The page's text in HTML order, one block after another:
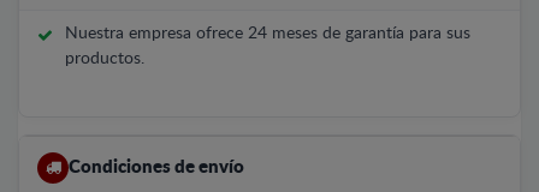
Nuestra empresa ofrece 24 meses de garantía para sus
productos.
Condiciones de envío